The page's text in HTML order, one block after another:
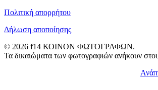
Πολιτική απορρήτου
Δήλωση αποποίησης
© 2026 f14 ΚΟΙΝΟΝ ΦΩΤΟΓΡΑΦΩΝ.
Τα δικαιώματα των φωτογραφιών ανήκουν